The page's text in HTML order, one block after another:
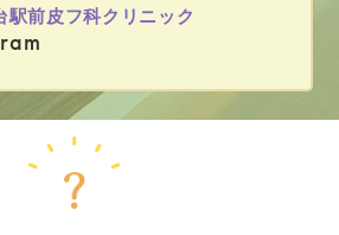
駅前皮フ科クリニック